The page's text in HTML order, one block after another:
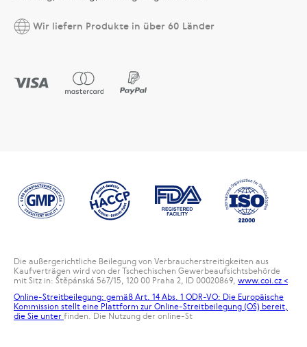
Wir liefern Produkte in über 60 Länder
Die außergerichtliche Beilegung von Verbraucherstreitigkeiten aus
Kaufverträgen wird von der Tschechischen Gewerbeaufsichtsbehörde
mit Sitz in: Štěpánská 567/15, 120 00 Praha 2, ID 00020869, www.coi.cz <
Online-Streitbeilegung: gemäß Art. 14 Abs. 1 ODR-VO: Die Europäische
Kommission stellt eine Plattform zur Online-Streitbeilegung (OS) bereit,
die Sie unterfinden. Die Nutzung der online-St